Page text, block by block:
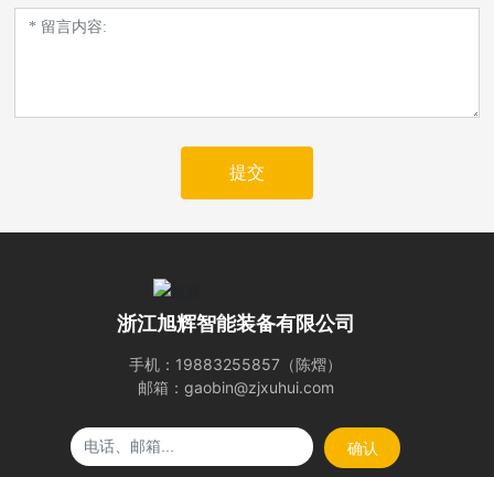
提交
浙江旭辉智能装备有限公司
手机： 19883255857 （陈熠）
邮箱： gaobin@zjxuhui.com
确认